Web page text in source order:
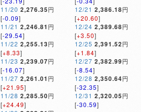
11/20 2,276.35円
[-0.09]
11/21 2,246.81 円
[-29.54]
11/22 2,255.13円
[+8.33]
11/23 2,239.07円
[-16.07]
11/27 2,261.01 円
[+21.95]
11/28 2,285.50円
[+24.49]
12/21 2,386.18円
[+20.60]
12/24 2,389.68円
[+3.50]
12/25 2,391.52円
[+1.84]
12/27 2,382.99円
[-8.54]
12/28 2,350.64円
[-32.35]
12/31 2,320.05円
[-30.59]